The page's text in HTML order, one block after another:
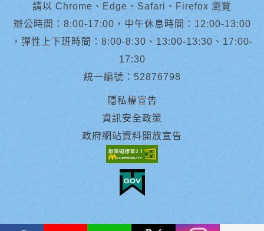
請以 Chrome、Edge、Safari、Firefox 瀏覽
辦公時間：8:00-17:00，中午休息時間：12:00-13:00
，彈性上下班時間：8:00-8:30、13:00-13:30、17:00-
17:30
統一編號：52876798
隱私權宣告
資訊安全政策
政府網站資料開放宣告